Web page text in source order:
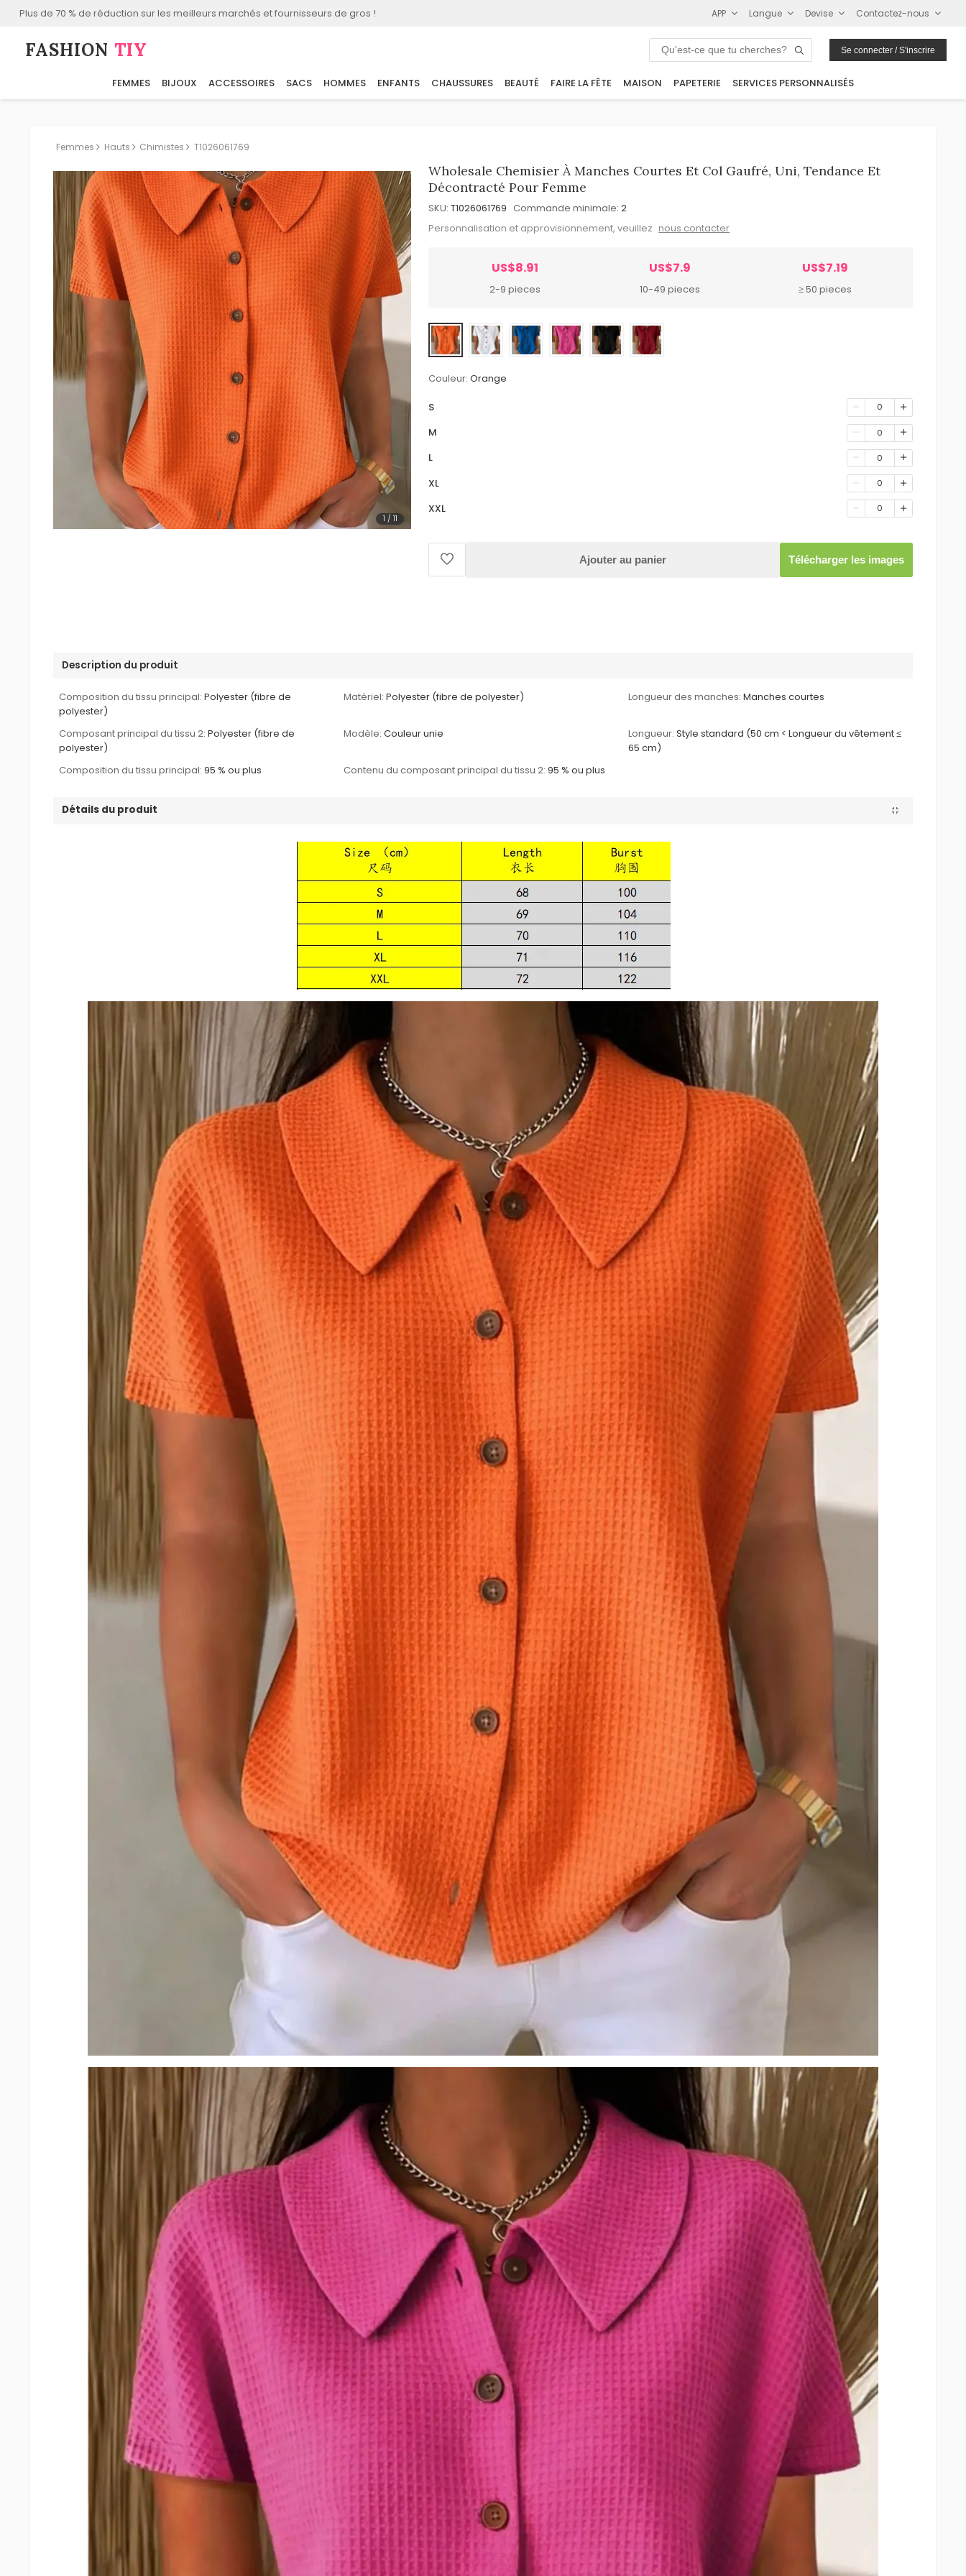
Plus de 70 % de réduction sur les meilleurs marchés et fournisseurs de gros ! APP Langue Devise Contactez-nous
FASHION⁠ TIY Se connecter / S'inscrire
FEMMES BIJOUX ACCESSOIRES SACS HOMMES ENFANTS CHAUSSURES BEAUTÉ FAIRE LA FÊTE MAISON PAPETERIE SERVICES PERSONNALISÉS
Femmes Hauts Chimistes T1026061769
1 / 11
Wholesale Chemisier À Manches Courtes Et Col Gaufré, Uni, Tendance Et
Décontracté Pour Femme
SKU: T1026061769 Commande minimale: 2
Personnalisation et approvisionnement, veuillez nous contacter
US$8.91
2-9 pieces
US$7.9
10-49 pieces
US$7.19
≥ 50 pieces
Couleur: Orange
S 0
M 0
L 0
XL 0
XXL 0
Ajouter au panier Télécharger les images
Description du produit
Composition du tissu principal: Polyester (fibre de
polyester)
Matériel: Polyester (fibre de polyester) Longueur des manches: Manches courtes
Composant principal du tissu 2: Polyester (fibre de
polyester)
Modèle: Couleur unie Longueur: Style standard (50 cm < Longueur du vêtement ≤
65 cm)
Composition du tissu principal: 95 % ou plus Contenu du composant principal du tissu 2: 95 % ou plus
Détails du produit